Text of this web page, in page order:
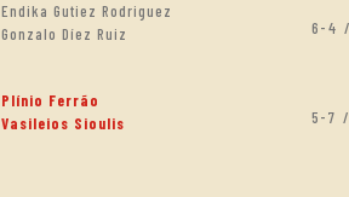
Endika Gutiez Rodriguez
Gonzalo Díez Ruiz
6-4
Plínio Ferrão
Vasileios Sioulis
5-7